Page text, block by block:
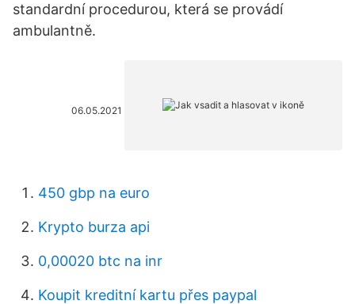
standardní procedurou, která se provádí
ambulantně.
06.05.2021
450 gbp na euro
Krypto burza api
0,00020 btc na inr
Koupit kreditní kartu přes paypal